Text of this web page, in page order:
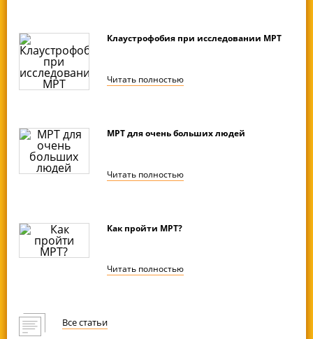
Клаустрофобия при исследовании МРТ
Читать полностью
МРТ для очень больших людей
Читать полностью
Как пройти МРТ?
Читать полностью
Все статьи